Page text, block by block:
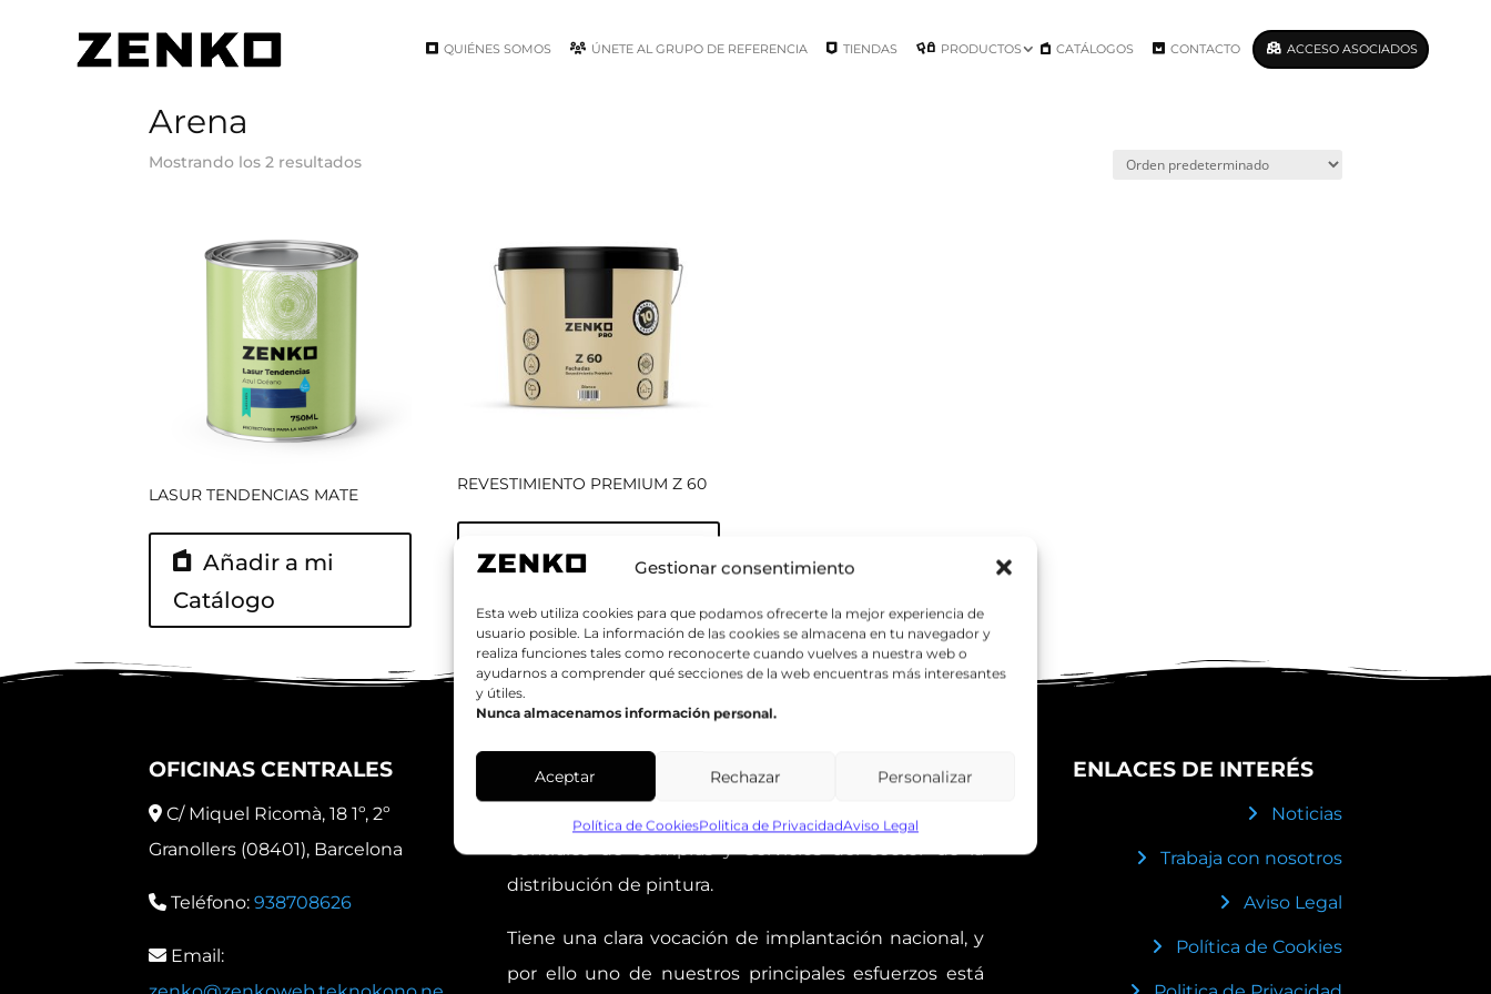
Gestionar consentimiento
Esta web utiliza cookies para que podamos ofrecerte la mejor experiencia de
usuario posible. La información de las cookies se almacena en tu navegador y
realiza funciones tales como reconocerte cuando vuelves a nuestra web o
ayudarnos a comprender qué secciones de la web encuentras más interesantes
y útiles.
Nunca almacenamos información personal.
Aceptar Rechazar Personalizar
Política de CookiesPolitica de PrivacidadAviso Legal
QUIÉNES SOMOS ÚNETE AL GRUPO DE REFERENCIA TIENDAS PRODUCTOS CATÁLOGOS CONTACTO ACCESO ASOCIADOS
Arena
Mostrando los 2 resultados
LASUR TENDENCIAS MATE
Añadir a mi
Catálogo
REVESTIMIENTO PREMIUM Z 60
Añadir a mi
OFICINAS CENTRALES
C/ Miquel Ricomà, 18 1º, 2º
Granollers (08401), Barcelona
Teléfono: 938708626
Email:
GRUPO ZENKO
Centrales de Compras y Servicios del sector de la
distribución de pintura.
Tiene una clara vocación de implantación nacional, y
por ello uno de nuestros principales esfuerzos está
ENLACES DE INTERÉS
Noticias
Trabaja con nosotros
Aviso Legal
Política de Cookies